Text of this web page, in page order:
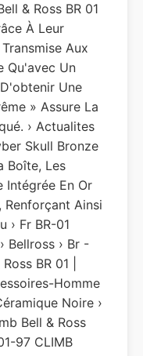
& Ross BR 01
À Leur
Aux
Qu'avec Un
Une
» Assure La
› Actualites
Skull Bronze
Boîte, Les
Intégrée En Or
Renforçant Ainsi
› Fr BR-01
Bellross › Br -
BR 01 |
Homme
Noire ›
Bell & Ross
97 CLIMB